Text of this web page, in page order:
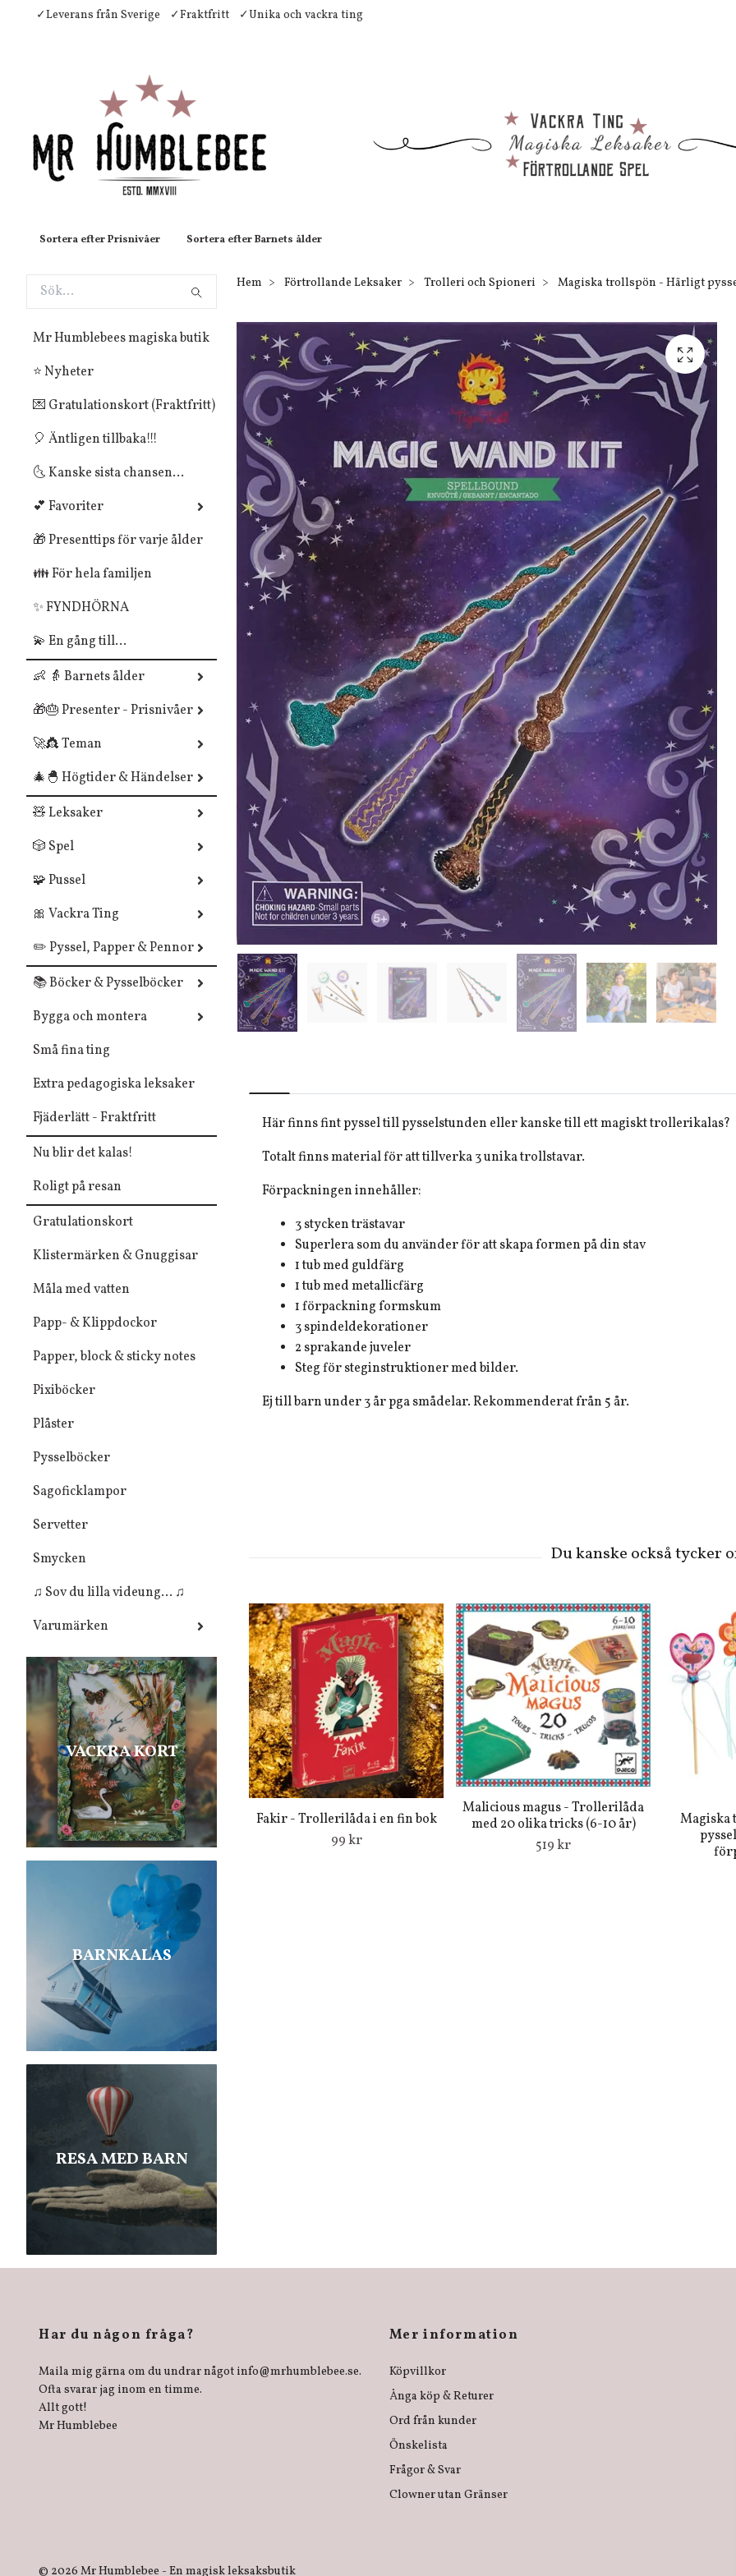
✓Leverans från Sverige ✓Fraktfritt ✓Unika och vackra ting
Sortera efter Prisnivåer Sortera efter Barnets ålder
Mr Humblebees magiska butik
⭐ Nyheter
💌 Gratulationskort (Fraktfritt)
🎈 Äntligen tillbaka!!!
🌜 Kanske sista chansen...
💕 Favoriter
🎁 Presenttips för varje ålder
👪 För hela familjen
✨ FYNDHÖRNA
💫 En gång till...
👶 👵 Barnets ålder
🎁🎂 Presenter - Prisnivåer
🚀👸 Teman
🎄🐣 Högtider & Händelser
🧸 Leksaker
🎲 Spel
🧩 Pussel
🎀 Vackra Ting
✏️ Pyssel, Papper & Pennor
📚 Böcker & Pysselböcker
Bygga och montera
Små fina ting
Extra pedagogiska leksaker
Fjäderlätt - Fraktfritt
Nu blir det kalas!
Roligt på resan
Gratulationskort
Klistermärken & Gnuggisar
Måla med vatten
Papp- & Klippdockor
Papper, block & sticky notes
Pixiböcker
Plåster
Pysselböcker
Sagoficklampor
Servetter
Smycken
♫ Sov du lilla videung... ♫
Varumärken
VACKRA KORT
BARNKALAS
RESA MED BARN
Hem Förtrollande Leksaker Trolleri och Spioneri Magiska trollspön - Härligt
Här finns fint pyssel till pysselstunden eller kanske till ett magiskt trollerikalas?
Totalt finns material för att tillverka 3 unika trollstavar.
Förpackningen innehåller:
3 stycken trästavar
Superlera som du använder för att skapa formen på din stav
1 tub med guldfärg
1 tub med metallicfärg
1 förpackning formskum
3 spindeldekorationer
2 sprakande juveler
Steg för steginstruktioner med bilder.
Ej till barn under 3 år pga smådelar. Rekommenderat från 5 år.
Fakir - Trollerilåda i en fin bok
99 kr
Malicious magus - Trollerilåda
med 20 olika tricks (6-10 år)
519 kr
Magiska
Har du någon fråga?
Maila mig gärna om du undrar något info@mrhumblebee.se.
Ofta svarar jag inom en timme.
Allt gott!
Mr Humblebee
Mer information
Köpvillkor
Ånga köp & Returer
Ord från kunder
Önskelista
Frågor & Svar
Clowner utan Gränser
© 2026 Mr Humblebee - En magisk leksaksbutik